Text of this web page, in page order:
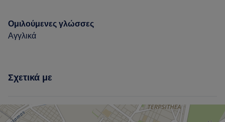
Ομιλούμενες γλώσσες
Αγγλικά
Σχετικά με